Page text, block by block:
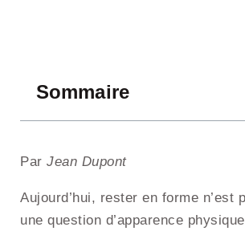
Sommaire
Par Jean Dupont
Aujourd’hui, rester en forme n’est
une question d’apparence